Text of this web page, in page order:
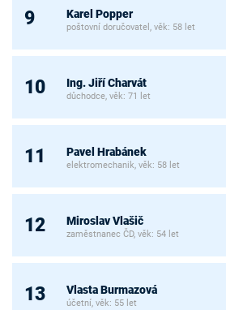
9 Karel Popper
poštovní doručovatel, věk: 58 let
10 Ing. Jiří Charvát
důchodce, věk: 71 let
11 Pavel Hrabánek
elektromechanik, věk: 58 let
12 Miroslav Vlašič
zaměstnanec ČD, věk: 54 let
13 Vlasta Burmazová
účetní, věk: 55 let